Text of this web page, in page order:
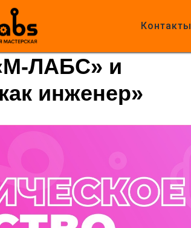
Контакты
Интервью
Уральской
ЛАБС» и
инженер»